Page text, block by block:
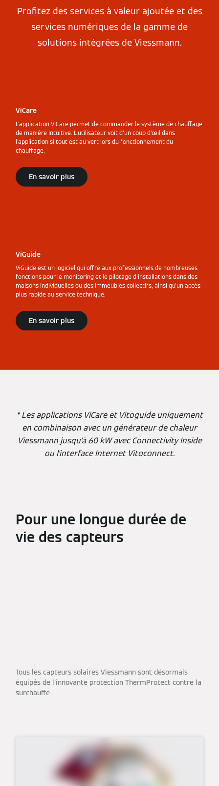
Profitez des services à valeur ajoutée et des
services numériques de la gamme de
solutions intégrées de Viessmann.
ViCare
L'application ViCare permet de commander le système de chauffage
de manière intuitive. L'utilisateur voit d'un coup d'œil dans
l'application si tout est au vert lors du fonctionnement du
chauffage.
En savoir plus
ViGuide
ViGuide est un logiciel qui offre aux professionnels de nombreuses
fonctions pour le monitoring et le pilotage d'installations dans des
maisons individuelles ou des immeubles collectifs, ainsi qu'un accès
plus rapide au service technique.
En savoir plus
* Les applications ViCare et Vitoguide uniquement
en combinaison avec un générateur de chaleur
Viessmann jusqu'à 60 kW avec Connectivity Inside
ou l'interface Internet Vitoconnect.
Pour une longue durée de
vie des capteurs
Tous les capteurs solaires Viessmann sont désormais
équipés de l'innovante protection ThermProtect contre la
surchauffe